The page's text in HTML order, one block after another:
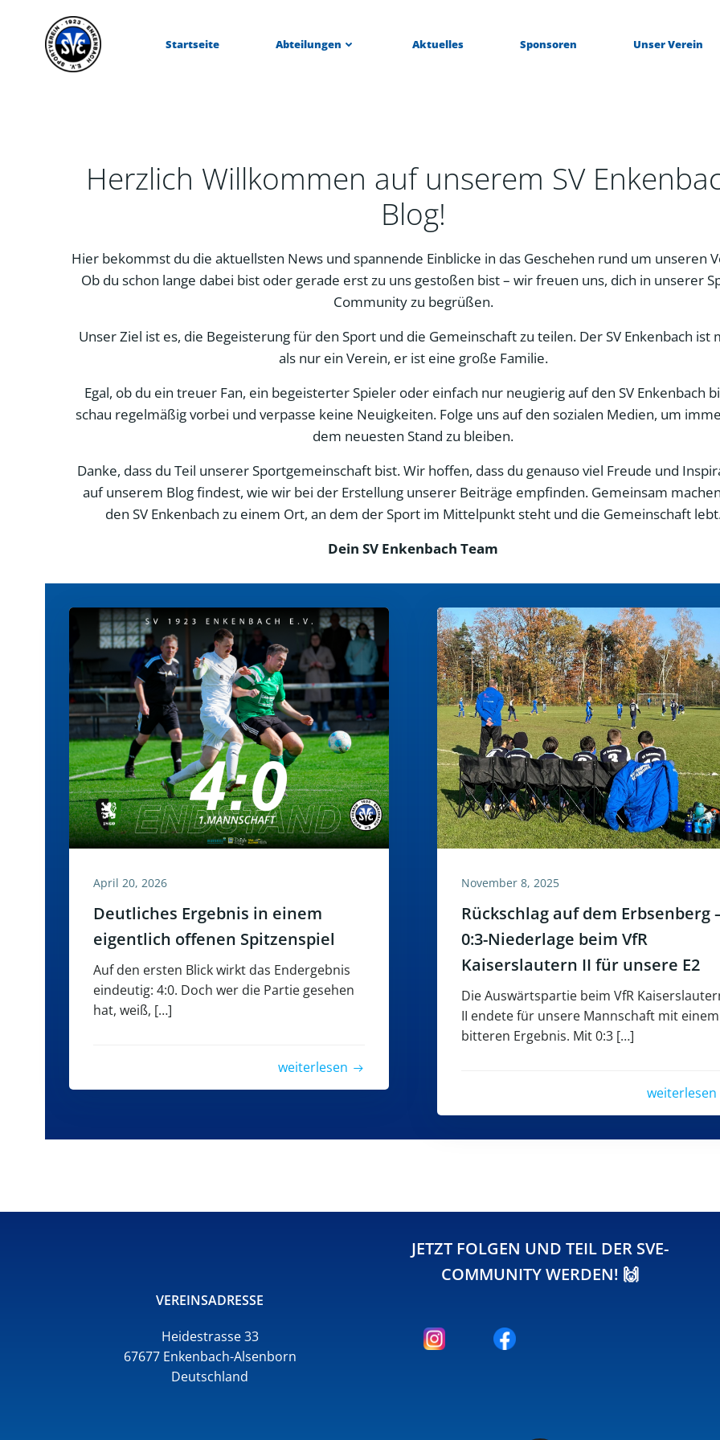
springen
Startseite Abteilungen Aktuelles Sponsoren Unser Verein
Herzlich Willkommen auf unserem SV
Blog!
Hier bekommst du die aktuellsten News und spannende Einblicke in das Geschehen rund um unseren
Ob du schon lange dabei bist oder gerade erst zu uns gestoßen bist – wir freuen uns, dich in unserer
Community zu begrüßen.
Unser Ziel ist es, die Begeisterung für den Sport und die Gemeinschaft zu teilen. Der SV Enkenbach ist
als nur ein Verein, er ist eine große Familie.
Egal, ob du ein treuer Fan, ein begeisterter Spieler oder einfach nur neugierig auf den SV Enkenbach
schau regelmäßig vorbei und verpasse keine Neuigkeiten. Folge uns auf den sozialen Medien, um
dem neuesten Stand zu bleiben.
Danke, dass du Teil unserer Sportgemeinschaft bist. Wir hoffen, dass du genauso viel Freude und
auf unserem Blog findest, wie wir bei der Erstellung unserer Beiträge empfinden. Gemeinsam
den SV Enkenbach zu einem Ort, an dem der Sport im Mittelpunkt steht und die Gemeinschaft
Dein SV Enkenbach Team
April 20, 2026
Deutliches Ergebnis in einem
eigentlich offenen Spitzenspiel
Auf den ersten Blick wirkt das Endergebnis
eindeutig: 4:0. Doch wer die Partie gesehen
hat, weiß, […]
weiterlesen
November 8, 2025
Rückschlag auf dem Erbsenberg
0:3-Niederlage beim VfR
Kaiserslautern II für unsere E2
Die Auswärtspartie beim VfR
II endete für unsere Mannschaft mit einem
bitteren Ergebnis. Mit 0:3 […]
weiterlesen
VEREINSADRESSE
Heidestrasse 33
67677 Enkenbach-Alsenborn
Deutschland
JETZT FOLGEN UND TEIL DER SVE-
COMMUNITY WERDEN! 🙌